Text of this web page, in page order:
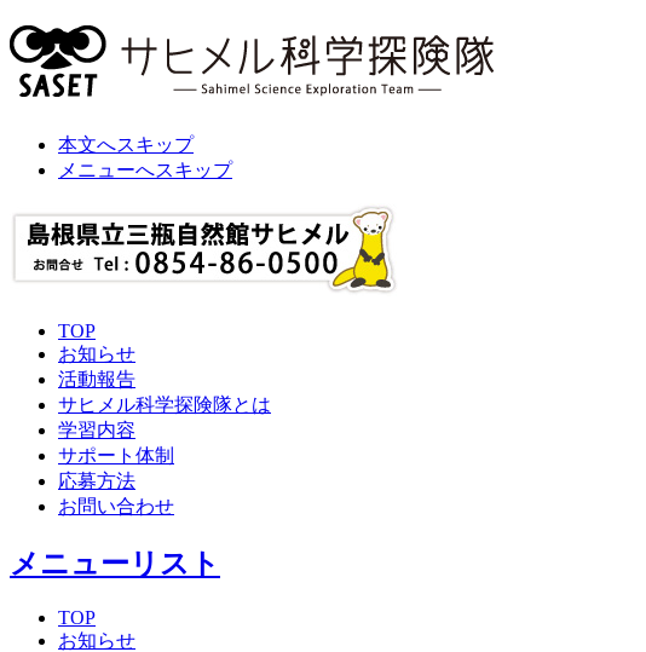
本文へスキップ
メニューへスキップ
TOP
お知らせ
活動報告
サヒメル科学探険隊とは
学習内容
サポート体制
応募方法
お問い合わせ
メニューリスト
TOP
お知らせ